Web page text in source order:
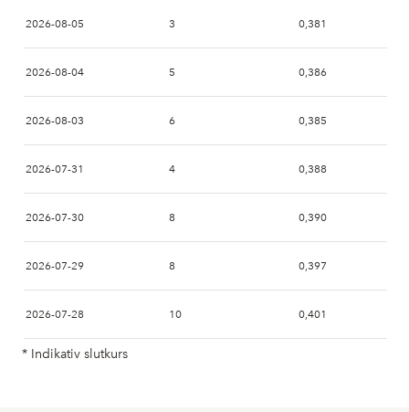
2026-08-05 3 0,381
2026-08-04 5 0,386
2026-08-03 6 0,385
2026-07-31 4 0,388
2026-07-30 8 0,390
2026-07-29 8 0,397
2026-07-28 10 0,401
* Indikativ slutkurs